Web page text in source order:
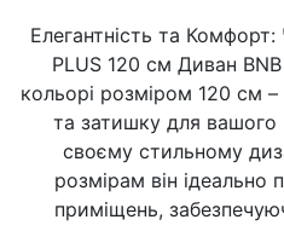
Елегантність та
PLUS 120 см Диван
кольорі розміром 120 см –
та затишку для
своєму стильному
розмірам він ідеально
приміщень,